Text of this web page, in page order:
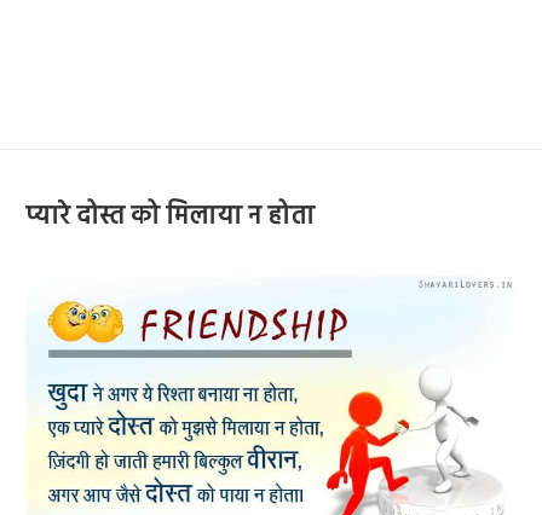
प्यारे दोस्त को मिलाया न होता